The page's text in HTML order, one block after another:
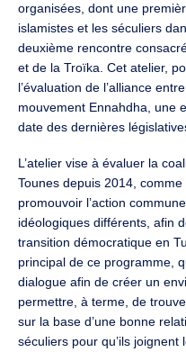
organisées, dont une
islamistes et les séculiers
deuxième rencontre
et de la Troïka. Cet atelier,
l’évaluation de l’alliance
mouvement Ennahdha, une
date des dernières
L’atelier vise à évaluer la
Tounes depuis 2014,
promouvoir l’action
idéologiques différents, afin
transition démocratique en
principal de ce programme,
dialogue afin de créer un
permettre, à terme, de
sur la base d’une bonne
séculiers pour qu’ils